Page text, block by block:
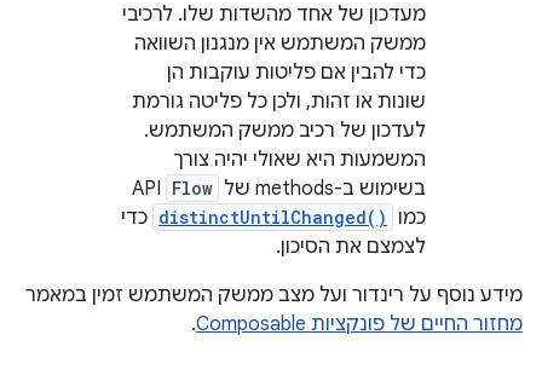
מעדכון של אחד מהשדות שלו. לרכיבי
ממשק המשתמש אין מנגנון השוואה
כדי להבין אם פליטות עוקבות הן
שונות או זהות, ולכן כל פליטה גורמת
לעדכון של רכיב ממשק המשתמש.
המשמעות היא שאולי יהיה צורך
בשימוש ב-methods של
Flow
API
כמו
distinctUntilChanged() כדי
לצמצם את הסיכון.
מידע נוסף על רינדור ועל מצב ממשק המשתמש זמין במאמר
מחזור החיים של פונקציות Composable
.